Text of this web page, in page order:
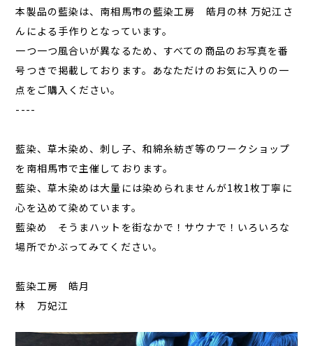
本製品の藍染は、南相馬市の藍染工房 皓月の林 万妃江さ
んによる手作りとなっています。
一つ一つ風合いが異なるため、すべての商品のお写真を番
号つきで掲載しております。あなただけのお気に入りの一
点をご購入ください。
----
藍染、草木染め、刺し子、和綿糸紡ぎ等のワークショップ
を南相馬市で主催しております。
藍染、草木染めは大量には染められませんが1枚1枚丁寧に
心を込めて染めています。
藍染め そうまハットを街なかで！サウナで！いろいろな
場所でかぶってみてください。
藍染工房 皓月
林 万妃江